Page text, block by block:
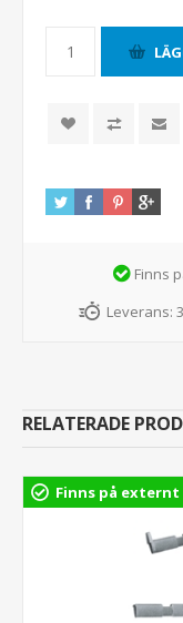
Finns
Leverans:
RELATERADE
Finns på